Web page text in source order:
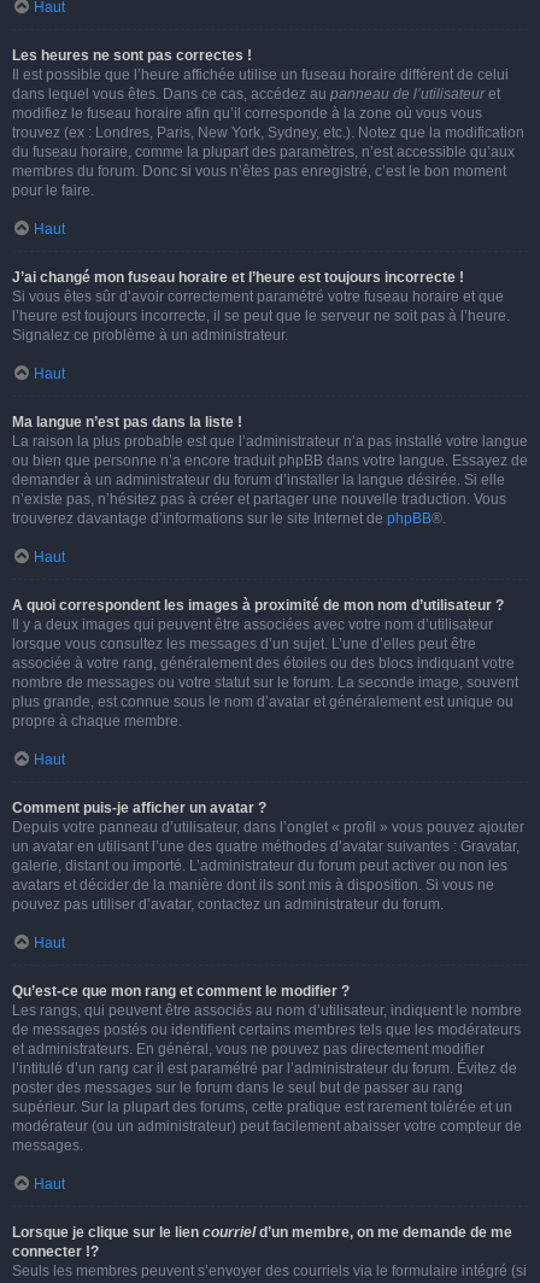
Haut
Les heures ne sont pas correctes !
Il est possible que l’heure affichée utilise un fuseau horaire différent de celui
dans lequel vous êtes. Dans ce cas, accédez au panneau de l’utilisateuret
modifiez le fuseau horaire afin qu’il corresponde à la zone où vous vous
trouvez (ex : Londres, Paris, New York, Sydney, etc.). Notez que la modification
du fuseau horaire, comme la plupart des paramètres, n’est accessible qu’aux
membres du forum. Donc si vous n’êtes pas enregistré, c’est le bon moment
pour le faire.
Haut
J’ai changé mon fuseau horaire et l’heure est toujours incorrecte !
Si vous êtes sûr d’avoir correctement paramétré votre fuseau horaire et que
l’heure est toujours incorrecte, il se peut que le serveur ne soit pas à l’heure.
Signalez ce problème à un administrateur.
Haut
Ma langue n’est pas dans la liste !
La raison la plus probable est que l’administrateur n’a pas installé votre langue
ou bien que personne n’a encore traduit phpBB dans votre langue. Essayez de
demander à un administrateur du forum d’installer la langue désirée. Si elle
n’existe pas, n’hésitez pas à créer et partager une nouvelle traduction. Vous
trouverez davantage d’informations sur le site Internet de phpBB®.
Haut
A quoi correspondent les images à proximité de mon nom d’utilisateur ?
Il y a deux images qui peuvent être associées avec votre nom d’utilisateur
lorsque vous consultez les messages d’un sujet. L’une d’elles peut être
associée à votre rang, généralement des étoiles ou des blocs indiquant votre
nombre de messages ou votre statut sur le forum. La seconde image, souvent
plus grande, est connue sous le nom d’avatar et généralement est unique ou
propre à chaque membre.
Haut
Comment puis-je afficher un avatar ?
Depuis votre panneau d’utilisateur, dans l’onglet « profil » vous pouvez ajouter
un avatar en utilisant l’une des quatre méthodes d’avatar suivantes : Gravatar,
galerie, distant ou importé. L’administrateur du forum peut activer ou non les
avatars et décider de la manière dont ils sont mis à disposition. Si vous ne
pouvez pas utiliser d’avatar, contactez un administrateur du forum.
Haut
Qu’est-ce que mon rang et comment le modifier ?
Les rangs, qui peuvent être associés au nom d’utilisateur, indiquent le nombre
de messages postés ou identifient certains membres tels que les modérateurs
et administrateurs. En général, vous ne pouvez pas directement modifier
l’intitulé d’un rang car il est paramétré par l’administrateur du forum. Évitez de
poster des messages sur le forum dans le seul but de passer au rang
supérieur. Sur la plupart des forums, cette pratique est rarement tolérée et un
modérateur (ou un administrateur) peut facilement abaisser votre compteur de
messages.
Haut
Lorsque je clique sur le lien courrield’un membre, on me demande de me
connecter !?
Seuls les membres peuvent s’envoyer des courriels via le formulaire intégré (si